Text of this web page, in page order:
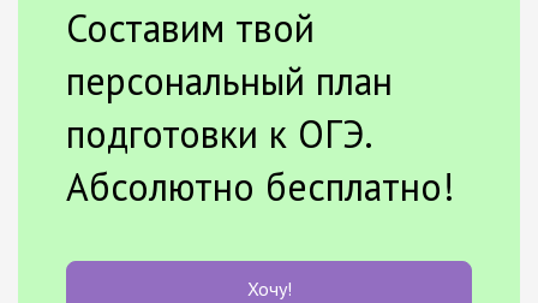
Составим твой
персональный план
подготовки к ОГЭ.
Абсолютно бесплатно!
Хочу!